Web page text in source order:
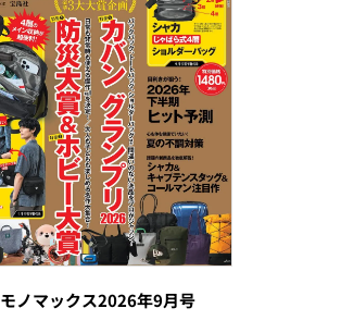
モノマックス2026年9月号